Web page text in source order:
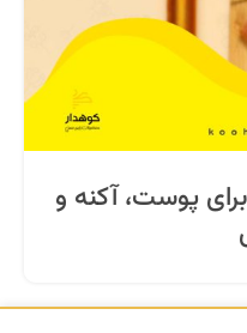
پوست، آکنه و